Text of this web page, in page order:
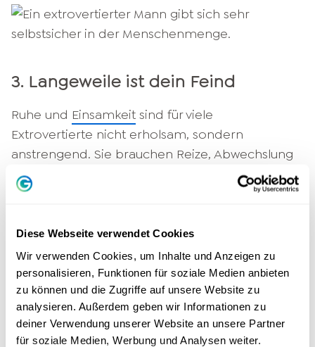
Diese Webseite verwendet Cookies
Wir verwenden Cookies, um Inhalte und Anzeigen zu
personalisieren, Funktionen für soziale Medien anbieten
zu können und die Zugriffe auf unsere Website zu
analysieren. Außerdem geben wir Informationen zu
deiner Verwendung unserer Website an unsere Partner
für soziale Medien, Werbung und Analysen weiter.
3. Langeweile ist dein Feind
Ruhe und Einsamkeit sind für viele
Extrovertierte nicht erholsam, sondern
anstrengend. Sie brauchen Reize, Abwechslung
und Bewegung – sei es in Gesprächen,
Projekten oder Aktivitäten.
Wenn du extrovertiert bist, erkennst du dich
Du suchst aktiv nach neuen Erlebnissen
Zu viel Stille macht dich nervös
Du brauchst einen vollen Kalender, um
dich lebendig zu fühlen